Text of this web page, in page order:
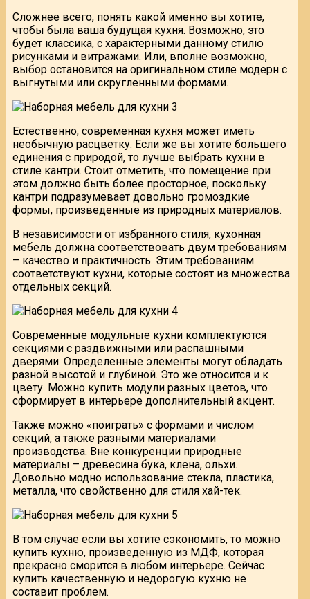
Сложнее всего, понять какой именно вы хотите,
чтобы была ваша будущая кухня. Возможно, это
будет классика, с характерными данному стилю
рисунками и витражами. Или, вполне возможно,
выбор остановится на оригинальном стиле модерн с
выгнутыми или скругленными формами.
Естественно, современная кухня может иметь
необычную расцветку. Если же вы хотите большего
единения с природой, то лучше выбрать кухни в
стиле кантри. Стоит отметить, что помещение при
этом должно быть более просторное, поскольку
кантри подразумевает довольно громоздкие
формы, произведенные из природных материалов.
В независимости от избранного стиля, кухонная
мебель должна соответствовать двум требованиям
– качество и практичность. Этим требованиям
соответствуют кухни, которые состоят из множества
отдельных секций.
Современные модульные кухни комплектуются
секциями с раздвижными или распашными
дверями. Определенные элементы могут обладать
разной высотой и глубиной. Это же относится и к
цвету. Можно купить модули разных цветов, что
сформирует в интерьере дополнительный акцент.
Также можно «поиграть» с формами и числом
секций, а также разными материалами
производства. Вне конкуренции природные
материалы – древесина бука, клена, ольхи.
Довольно модно использование стекла, пластика,
металла, что свойственно для стиля хай-тек.
В том случае если вы хотите сэкономить, то можно
купить кухню, произведенную из МДФ, которая
прекрасно сморится в любом интерьере. Сейчас
купить качественную и недорогую кухню не
составит проблем.